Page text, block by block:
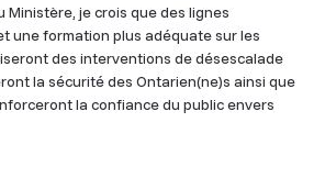
Ministère, je crois que des lignes
une formation plus adéquate sur les
des interventions de désescalade
la sécurité des Ontarien(ne)s ainsi que
la confiance du public envers